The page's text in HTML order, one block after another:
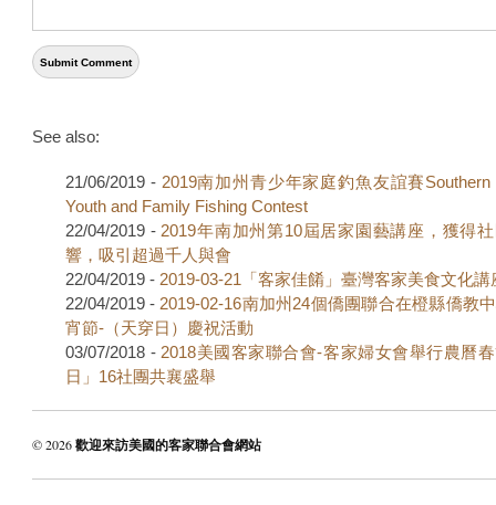
See also:
21/06/2019 - 2019南加州青少年家庭釣魚友誼賽Southern
Youth and Family Fishing Contest
22/04/2019 - 2019年南加州第10屆居家園藝講座，獲得
響，吸引超過千人與會
22/04/2019 - 2019-03-21「客家佳餚」臺灣客家美食文化講
22/04/2019 - 2019-02-16南加州24個僑團聯合在橙縣僑教
宵節-（天穿日）慶祝活動
03/07/2018 - 2018美國客家聯合會-客家婦女會舉行農曆
日」16社團共襄盛舉
© 2026歡迎來訪美國的客家聯合會網站